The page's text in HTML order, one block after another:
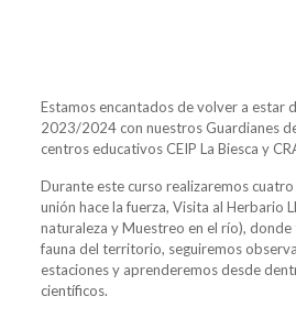
Estamos encantados de volver a estar
2023/2024 con nuestros Guardianes
centros educativos CEIP La Biesca y
Durante este curso realizaremos
unión hace la fuerza, Visita al Herbario
naturaleza y Muestreo en el río),
fauna del territorio, seguiremos
estaciones y aprenderemos desde
científicos.